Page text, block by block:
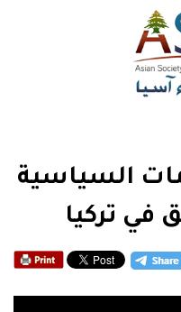
السياسية
في تركيا